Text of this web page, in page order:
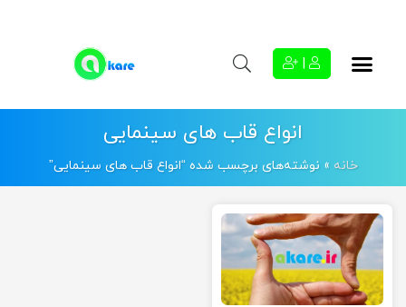
انواع قاب های سینمایی
خانه » نوشته‌های برچسب شده “انواع قاب های سینمایی”